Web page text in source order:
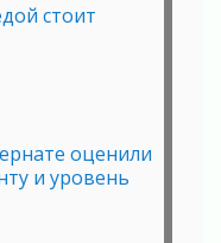
стоит
оценили
и уровень